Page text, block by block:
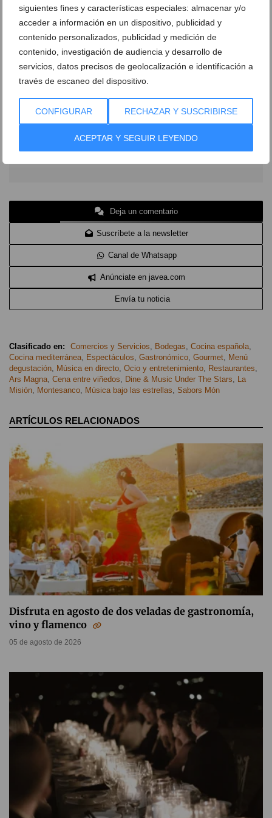
siguientes fines y características especiales: almacenar y/o
acceder a información en un dispositivo, publicidad y
contenido personalizados, publicidad y medición de
contenido, investigación de audiencia y desarrollo de
servicios, datos precisos de geolocalización e identificación a
través de escaneo del dispositivo.
CONFIGURAR RECHAZAR Y SUSCRIBIRSE
ACEPTAR Y SEGUIR LEYENDO
Abiar Alta, 23, Teulada Ver en Google Maps
montesanco.com
MontesancoBodega
montesancobodega
vinos@montesanco.com
Más información
Deja un comentario
Suscríbete a la newsletter
Canal de Whatsapp
Anúnciate en javea.com
Envía tu noticia
Clasificado en: Comercios y Servicios, Bodegas, Cocina española,
Cocina mediterránea, Espectáculos, Gastronómico, Gourmet, Menú
degustación, Música en directo, Ocio y entretenimiento, Restaurantes,
Ars Magna, Cena entre viñedos, Dine & Music Under The Stars, La
Misión, Montesanco, Música bajo las estrellas, Sabors Món
ARTÍCULOS RELACIONADOS
Disfruta en agosto de dos veladas de gastronomía,
vino y flamenco
05 de agosto de 2026